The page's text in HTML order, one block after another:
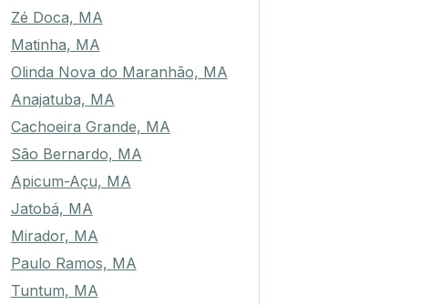
Zé Doca, MA
Matinha, MA
Olinda Nova do Maranhão, MA
Anajatuba, MA
Cachoeira Grande, MA
São Bernardo, MA
Apicum-Açu, MA
Jatobá, MA
Mirador, MA
Paulo Ramos, MA
Tuntum, MA